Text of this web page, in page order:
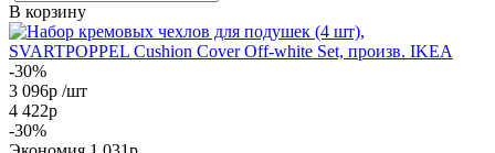
В корзину
-30%
3 096р /шт
4 422р
-30%